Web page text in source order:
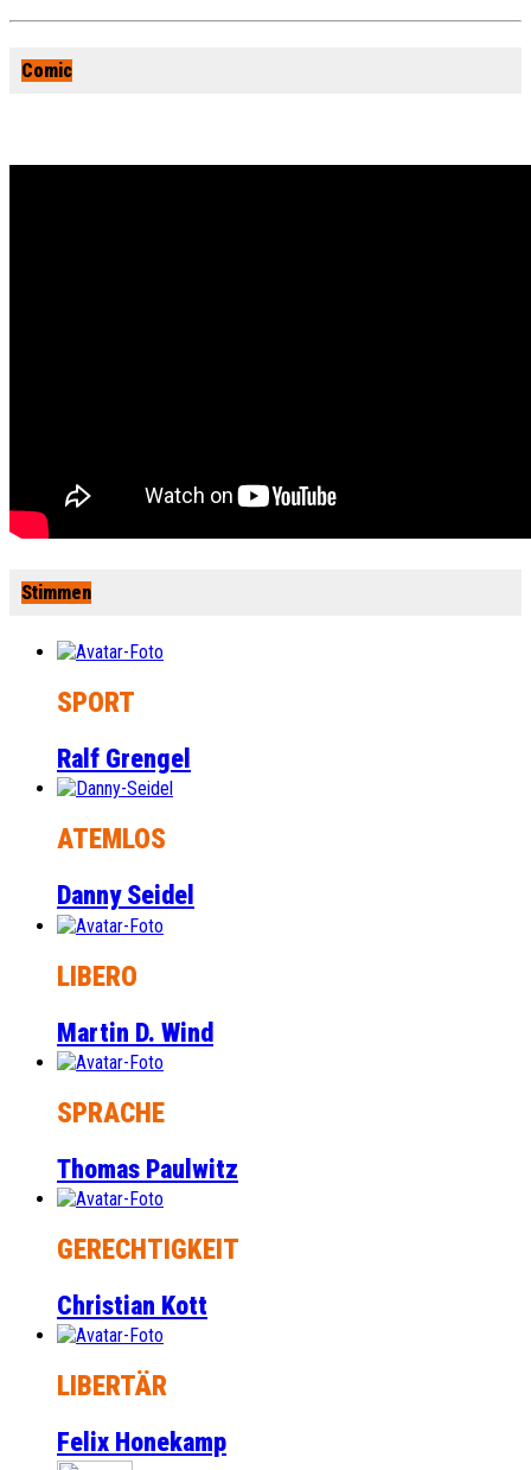
Comic
Stimmen
SPORT
Ralf Grengel
ATEMLOS
Danny Seidel
LIBERO
Martin D. Wind
SPRACHE
Thomas Paulwitz
GERECHTIGKEIT
Christian Kott
LIBERTÄR
Felix Honekamp